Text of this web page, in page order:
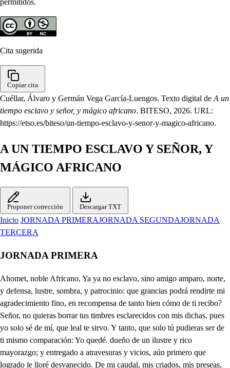
permitidos.
Cita sugerida
Copiar cita
Cuéllar, Álvaro y Germán Vega García-Luengos. Texto digital de A un
tiempo esclavo y señor, y mágico africano. BITESO, 2026. URL:
https://etso.es/biteso/un-tiempo-esclavo-y-senor-y-magico-africano.
A UN TIEMPO ESCLAVO Y SEÑOR, Y
MÁGICO AFRICANO
Proponer corrección Descargar TXT
Inicio JORNADA PRIMERAJORNADA SEGUNDAJORNADA
TERCERA
JORNADA PRIMERA
Ahomet, noble Africano, Ya ya no esclavo, sino amigo amparo, norte, y defensa, lustre, sombra, y patrocinio: que grancias podrá rendirte mi agradecimiento fino, en recompensa de tanto bien cómo de ti recibo? Señor, no quieras borrar tus timbres esclarecidos con mis dichas, pues yo solo sé de mí, que leal te sirvo. Y tanto, que solo tú pudieras ser de ti mismo comparación: Yo quedé. dueño de un ilustre y rico mayorazgo; y entregado a atravesuras y vicios, aún primero que logrado le lloré desvanecido. De mi caudal, mis criados, mis preseas, mis lucidos adornos, pajes, y Esclavos; me encontré destituido: Solo a ti, que por el mucho amor con que te he querido te he conservado en mi casa; me dejó el Cielo propicio; y en ti, cifrados más vienes que me quitó el hado esquivo: pues tu viéndome tan pobre, atendiendo a mis alivios; me dijiste que en la edad de tus Abriles floridos; de Magia ciencia, aprendistes no sé que oscuros principios: n ellos, y tu lealtad, tan opulento me miro; que no echo menos el más estraño, más exquisito adorno, gasto, o deleite; que no veo conseguido primero que imaginado; pues habiendo el rostro visto de la hermosa Margarita en quien cifró amor prodigios; pretendería y merecerla fue casi en un tiampo mismo, viendo en mí la obatentación que a tus ciencias he debido. Esta es la dicha mayor: este el mayor beveficio que por tu causa he logrado; y a tu lealtad he debido: Con que no hallo recompensa que equivalga; ni imagino cual sea paga bastante; a tantos nobles servicios: mas si la libertad es joya de precio infinito; libertad, Caballos, galas, armas, y todo te rindo; usa de ello, todo es tuyo; que aún que sentir es preciso tu ausencia; quien honor, vida, esposa y ser te ha debido, 3 Que mucho hará en darte prenda que te usurpó el hado impío? Armas, Juyas, y Caballos; son dones que yo no admizo, pues con mi ciencia; mayores logros y empeños consigo: y a que la libertad sea un bien tan apetecido; a tu gusto, y mi afición; y Señor la sacrifico. Ay de mí! como es posible en tan ciego laberinto hallar libertad el alma, estando preso el sentido! Oh noble Mahomet! con esta acción, tu afecto confirmo: llega a mis brazos. Tus pies son mi centro. Jesucristo! rrazo esclavo abraza, y yo que como tocino arrinconado? yo quiero darle un abrazo: más chito, que este es el perro, y yo sop el asio: bastante digo. Adiós, y en este jardín con vanidades de Elíseo me espera; interín que vuelvo con mi Esposa porque fino vivo en brazos de la muerte cuando en sus brazos no vivo. Al pussto vendré, y dispón algún grato regocijo con que divertirla, pues justo es la obsequien unidos, como a Dama, los verjeles; como a deidad, los prodigios. Adiós, Señor Mahomet. Agur busón. . Despacito que no son muy diferentes a mi ver vuestros oficios. Pues como él hablar se atre Escuche usted: Según dijo el amo; usted esta boda no hay duda que lo ha zurrado con que:- Ven acá menguado: Quién te ha informado o ha did que les toca a los Lacayos averiguar los motivos de los Señores? . Y que le ha dicho al perrazo chivo que sabe tanto; sino sabe deletrear el Cristus? Aguarda pícaro. . Toma, toma Marqués. Que el alivio que busco para mis penas, se me convierta en martirio! Fortuna airada, seis años ha que de Sevilla piso el ameno suelo; a expensas del infelice destino. Arrastrado del deseo de mirar climas distintos; en un combate nabal; me dejé llevar Cautivo: Viene a parar a la casa de este Joven Federico; donde un retrato que vi del Soberano prodigio que por Esposa consigue; abasalló mi albedrío. El embeleso de ver esta hermosa Ciudad, hizo que el logro de libertarme abandónase al principio, pues a cualquier tiempo, a fuerza de mis artes, o prodigios; por mar o viento, pudiera emprenderlo sin peligro: pero ahora que el amor me impone tan torpes grillos; mal espero en tal augustía romperlos ni dividirlos, pues no hay encanto, a su encanto; ni a sus hechizos, hechizo. El modo de conseguir les nobles intentos míos ignoro; sino me enseña el mismo amor el camino. 3 Pero no amaba un Doñ Juan ( Caballero esclarecido de esta Ciudad) a mi ama, primero que Federico la lograse? pues sus celos han de dar a mis designios el somento: y pues Elena, prima de mi bello hechizo, también arde ciegamente por Lisardo; confundidos a todos he de traer con mis mágieos prodigios; por si encuentro en las borrascas ajenas, mi propio alivio. Yo haré: pero aquí se acercan hablando con gran sigilo; Eleña, Laura, y el Criado de Lisardo: yo imagino que ha de importar escucharlos: a esta parte me retiro. Lleva Octavio este papel a Lisardo diligente y que ejecute obediente lo que le prevengo en él. ré obedecerte fiel sin que el temor me sujete, pero es fuerza que me inquiete, de ser sin joya, o dinero. Toma esta sortija, y vete. Ya nada habrá que me aflija con suerte tan placentera, pues antes de la carrera, me he llevado la sortija. A ver? damela. . No hija. No más que haber. No lo esperes. Ni aún dejármela ver quieres? No, que no es consejo sano el poner piedras en mano de locos, ni de Mujeres. . Que le escribes a Lisardo? Que venga esta tarde a hablarme por si conviene en sacarme de aquí restado y gallardo; pues si en resolverme tardo; recelo, no sin razón, que burle nuestra pasión mi tío, dando mi mano (del albedrío tirano) a quien no ama el corazón. Yo estorbaré tus intentos. . Mira que tu prima viene. El disímulo conviene, no entienda mis pensamientos. La causa de mis anelos. se acerca: atención desvelos. Prima, guardente los cielos. Y prosperen tu belleza, sin recelos ni tristezas. Ni recelos ni tristeza temo: mi esposo me adora con respeto, afecto, y fe, y en tres estremos; no sé cual más agradezco ahora: me festeja y enamora con afecto tan rendido; que el solo unir ha sabido en tan solicito afán; rendimientos de Galán, con finezas de marido. Dulce e idolatrada esposa, a tus ojos llego ciego por fallecer en su fuego, como amante mariposa. En esta llama amorosa, mi pasión su logro advierte. Oh bien haya amen la suerte que indalgente me convida a solicitar la vida por tan apaciable muerte. Felice quien llega a ver legrados tantos desrelos. Solo pudieran los cielos esta ventura ofrecer. Y dispensar su poder tanta dicha a tanto amor. Y yo sufrir tal rigor. Qué agrado! Qué majestad! Qué respeto! Qué beldad! Qué ira; que rabia; que horror Entre rosas y claveles, eres con señas iguales, la tetís de estos cristales, la flora de estos verjeles: todos se atropellan fieles a obsequiar tu luz hermosa Siendo en palestra amorosa un trino, cada jazmín, cada pájaro, un clarín; y un sarao, cada rosa; y así, he de mostrar aquí como Venus y Cupido y a sus gracias se han unido para festejarte a ti. Si estará Mahomet? Sí. Felice soy: y asi advierte: Para cuando de la muerte son las iras? Mira atenta: los pasmos que te presenta mi voz. Cómo? De esta suerte. O tu Madre del amor que siendo hija de la espuma eres el centro del fuego; a mis acentos escucha. 4. Que mandas que ordenas que a tu voz se uuan precepto he imperio con dichas seguras. Que renaciendo en cristales con tus hermosas alumnas, sestejéis de Margarita a la divina hermosura. Ya razgan ya rompen el centro que ocupan amor y belleza y las gracias juntas. Qué asombro! Qué confusión! Que miedo, decir debieras, pues esto es cosa del Diablo? Qué necedad! solo es esta de la Magia blanca, que Mahomet sabéis que profesa con tal perfección, un breve rasgo con que mi fe anela divertir a Margarita: y así, diga Venus bella:- Pues hoy a mis tres gran añado una que excede en perfecciones a todas juntas. Rindan punidas a los nuevos amantes de amor primicias. Estas Palomas dicen finas y amantes que han de ser inocentes las lealtades. Y estos Mirlos publican que la hermosura sabe dar alagüeñas las amarguras, Estas rosas que Adonis tiñó con sangre publican de los celos las crueidades. Y en esta gracia nueva te da tu Esposa un corazón amante centro de todas. Y el amor ciego confirme la alianza de vuestros pechos. Querido hijo, pues tú eres del amante fuego quien los incendios reparte, confirma este dulce enlace que teció el amor más tierno. Si haré Madre pues que nunca yo me excuso a tus preceptos. Amantes venturosos en vuestro seno hospedad a Cupido que aunque pequeño alimentado de vuestro afecto el subirá a Gigante audando el tiempo. Ay que me caigo! Ay qué tropiezo! Madre, pues logré el tiro. acá me vuelvo. . Que inquietud tan apacible! Qué lisonjero veneno! Se introduce por el Alma. Me va penetrado el pecho. 2. Que me obliga a que publique rendido a tan dulce incendio: , . Que el amor ciego confirma la alianza de nuestros pechos. Y en mí, la rabia, el furor que me fábrico yo mismo: y así para que no pasen adelante sus afectos. En humo y en polvo deságanse al viento deficias que fraguan de amor escarmiantos. Señor, Señor? 3 Que hay Mahomet que te obliga tan violento a interrumpir mis venturas? Que llega tu padre Arnesto a esta parte; y como ignora mi habilidad, el portento quise encubrirle. Ay de mí! Que no son sino mis celos los que rabiosos procuran atajar lo que padezco. Bien hiciste, si eso ha sido. Cigueña, que será esto? Nada malo dicen: veamos si parará en algo bueno, Federico, Margarita, que hacéis en la estancia amena de este jardín, retirados? Señor, con mi esposa bella confiriendo estaba dichas de amor. Señor, a la puerta está Don Juan de Toledo aguardando la licencia de entrar a hablarte. Don Juan buscarme a estas horas? entra . y di que ya voy: vosotros hijos, esperad en esa Sala, que luego al instante que se vaya, doy la vuelte. . Tu gusto como precepto obedecemos. Qué fiera apresión! 3 este Don Juan no es aquel cuya asistencia contina en estos umbrales, sembró el alma de sospechas? que querra? yo he de escucharle: vamos adorada prenda. Tus pasos, amado esposo, sigo ansiosa: ven Elena. Cuando de tantos cuidados go. saldré Ea amantes penas, ya este acaso va a nunciando la calma de mi tormento. . Tanto el regocijo es de Margarita? De esta echa se vuelve loca. . Ay pesares! Mi amo está como un vabieca; no puede haber en